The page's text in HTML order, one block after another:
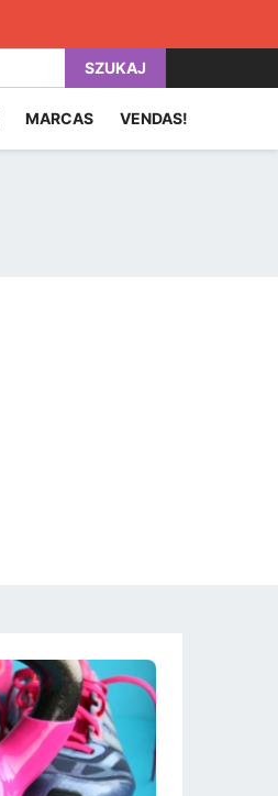
SZUKAJ
MARCAS VENDAS!